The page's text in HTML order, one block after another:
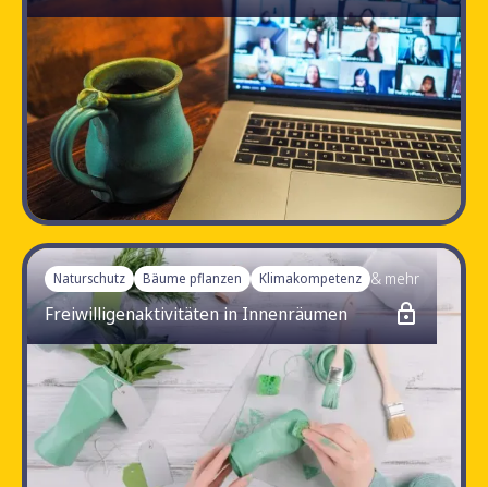
4,9
Naturschutz Bäume pflanzen Klimakompetenz & mehr
Freiwilligenaktivitäten in Innenräumen